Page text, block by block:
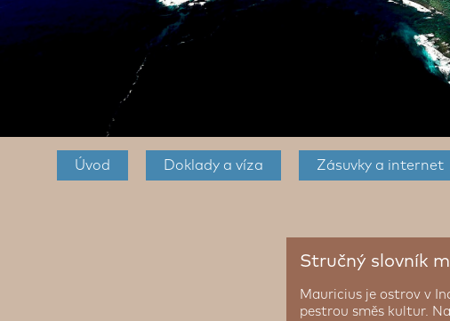
Úvod Doklady a víza Zásuvky a internet
Stručný slovník
Mauricius je ostrov v
pestrou směs kultur.